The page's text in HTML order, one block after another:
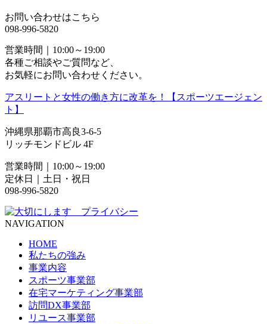
お問い合わせはこちら
098-996-5820
営業時間｜10:00～19:00
各種ご相談やご質問など、
お気軽にお問い合わせください。
アスリートと女性の働き方に改革を！【スポーツエージェン
ト】
沖縄県那覇市高良3-6-5
リッチモンドビル 4F
営業時間｜10:00～19:00
定休日｜土日・祝日
098-996-5820
NAVIGATION
HOME
私たちの強み
事業内容
スポーツ事業部
在宅マーケティング事業部
訪問DX事業部
リユース事業部